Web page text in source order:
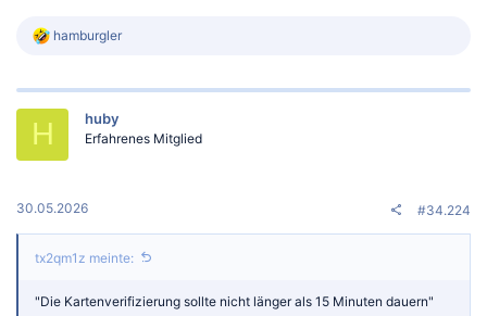
R
k
:
hamburgler
H huby
Erfahrenes Mitglied
30.05.2026 #34.224
tx2qm1z meinte:
"Die Kartenverifizierung sollte nicht länger als 15 Minuten dauern"